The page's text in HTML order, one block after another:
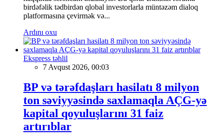
birdəfəlik tədbirdən qlobal investorlarla müntəzəm dialoq
platformasına çevirmək və...
Ardını oxu
Ekspress təhlil
7 Avqust 2026, 00:03
BP və tərəfdaşları hasilatı 8 milyon
ton səviyyəsində saxlamaqla AÇG-yə
kapital qoyuluşlarını 31 faiz
artırıblar